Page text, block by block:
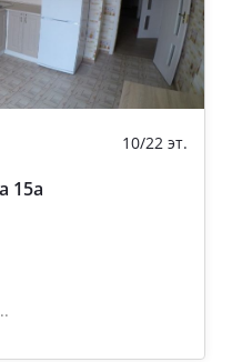
10/22 эт.
15а